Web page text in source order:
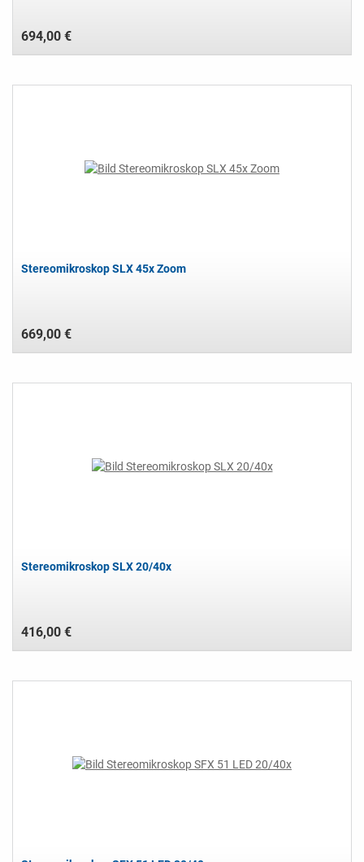
694,00 €
Stereomikroskop SLX 45x Zoom
669,00 €
Stereomikroskop SLX 20/40x
416,00 €